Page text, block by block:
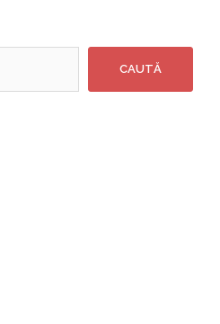
CAUTĂ